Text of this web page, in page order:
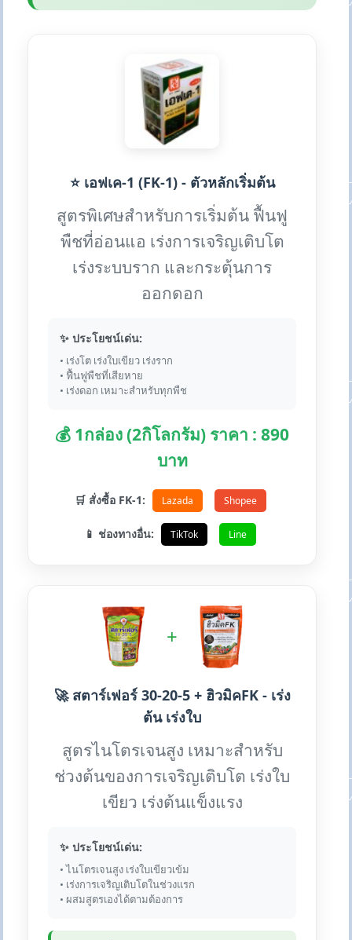
⭐ เอฟเค-1 (FK-1) - ตัวหลักเริ่มต้น
สูตรพิเศษสำหรับการเริ่มต้น ฟื้นฟู
พืชที่อ่อนแอ เร่งการเจริญเติบโต
เร่งระบบราก และกระตุ้นการ
ออกดอก
✨ ประโยชน์เด่น:
• เร่งโต เร่งใบเขียว เร่งราก
• ฟื้นฟูพืชที่เสียหาย
• เร่งดอก เหมาะสำหรับทุกพืช
💰 1กล่อง (2กิโลกรัม) ราคา : 890
บาท
🛒 สั่งซื้อ FK-1: Lazada Shopee
📱 ช่องทางอื่น: TikTok Line
+
🚀 สตาร์เฟอร์ 30-20-5 + ฮิวมิคFK - เร่ง
ต้น เร่งใบ
สูตรไนโตรเจนสูง เหมาะสำหรับ
ช่วงต้นของการเจริญเติบโต เร่งใบ
เขียว เร่งต้นแข็งแรง
✨ ประโยชน์เด่น:
• ไนโตรเจนสูง เร่งใบเขียวเข้ม
• เร่งการเจริญเติบโตในช่วงแรก
• ผสมสูตรเองได้ตามต้องการ